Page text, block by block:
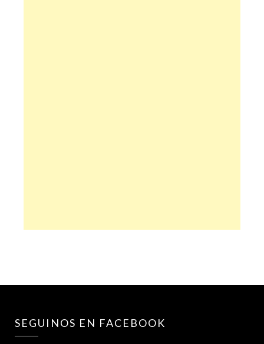
SEGUINOS EN FACEBOOK